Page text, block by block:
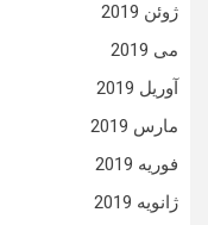
ژوئن 2019
می 2019
آوریل 2019
مارس 2019
فوریه 2019
ژانویه 2019